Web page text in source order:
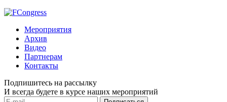
Мероприятия
Архив
Видео
Партнерам
Контакты
Подпишитесь на рассылку
И всегда будете в курсе наших мероприятий